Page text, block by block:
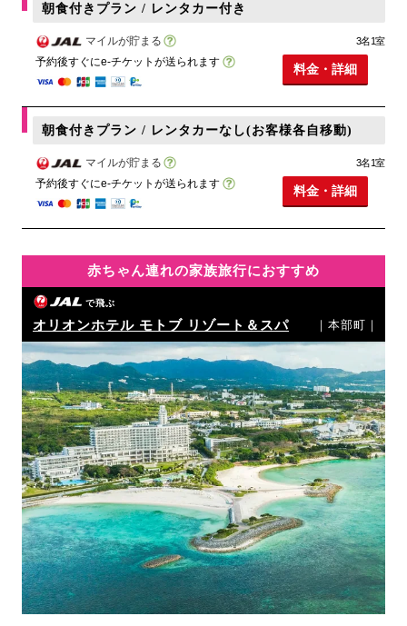
朝食付きプラン / レンタカー付き
マイルが貯まる
予約後すぐにe-チケットが送られます
3名1室
料金・詳細
朝食付きプラン / レンタカーなし(お客様各自移動)
マイルが貯まる
予約後すぐにe-チケットが送られます
3名1室
料金・詳細
赤ちゃん連れの家族旅行におすすめ
で飛ぶ
オリオンホテル モトブ リゾート＆スパ ｜本部町｜